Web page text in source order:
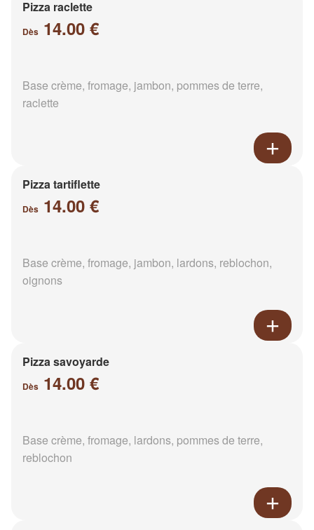
Pizza raclette
Dès 14.00 €
Base crème, fromage, jambon, pommes de terre,
raclette
Pizza tartiflette
Dès 14.00 €
Base crème, fromage, jambon, lardons, reblochon,
oignons
Pizza savoyarde
Dès 14.00 €
Base crème, fromage, lardons, pommes de terre,
reblochon